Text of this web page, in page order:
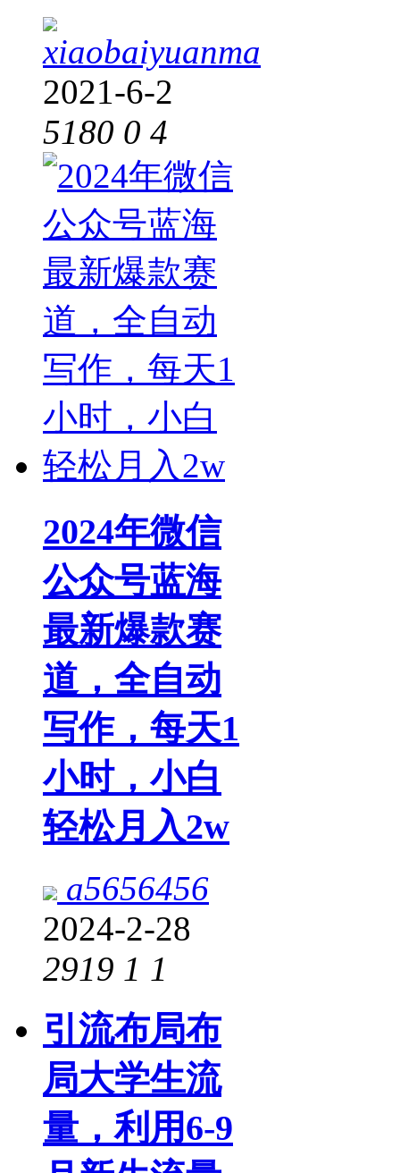
xiaobaiyuanma
2021-6-2
5180 0 4
2024年微信
公众号蓝海
最新爆款赛
道，全自动
写作，每天1
小时，小白
轻松月入2w
a5656456
2024-2-28
2919 1 1
引流布局布
局大学生流
量，利用6-9